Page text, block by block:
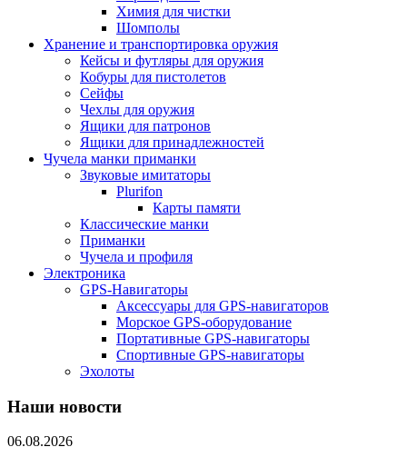
Химия для чистки
Шомполы
Хранение и транспортировка оружия
Кейсы и футляры для оружия
Кобуры для пистолетов
Сейфы
Чехлы для оружия
Ящики для патронов
Ящики для принадлежностей
Чучела манки приманки
Звуковые имитаторы
Plurifon
Карты памяти
Классические манки
Приманки
Чучела и профиля
Электроника
GPS-Навигаторы
Аксессуары для GPS-навигаторов
Морское GPS-оборудование
Портативные GPS-навигаторы
Спортивные GPS-навигаторы
Эхолоты
Наши новости
06.08.2026